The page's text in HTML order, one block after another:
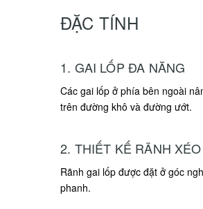
ĐẶC TÍNH
1. GAI LỐP ĐA NĂNG
Các gai lốp ở phía bên ngoài
trên đường khô và đường ướt.
2. THIẾT KẾ RÃNH XÉO
Rãnh gai lốp được đặt ở góc
phanh.